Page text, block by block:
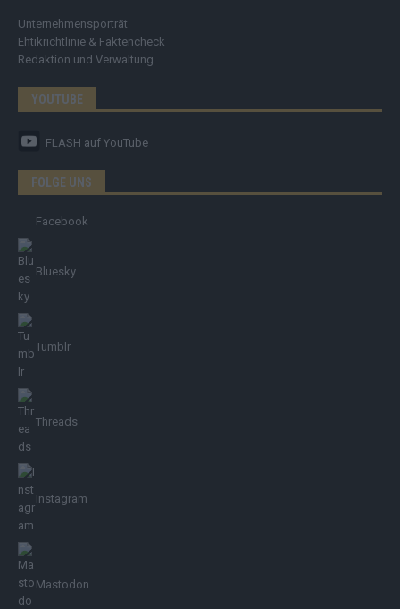
Unternehmensporträt
Ehtikrichtlinie & Faktencheck
Redaktion und Verwaltung
YOUTUBE
FLASH auf YouTube
FOLGE UNS
Facebook
Bluesky
Tumblr
Threads
Instagram
Mastodon